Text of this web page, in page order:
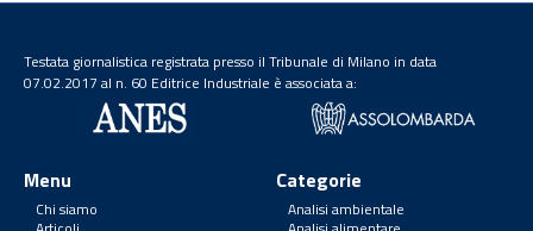
Testata giornalistica registrata presso il Tribunale di Milano in data
07.02.2017 al n. 60 Editrice Industriale è associata a:
Menu
Chi siamo
Categorie
Analisi ambientale